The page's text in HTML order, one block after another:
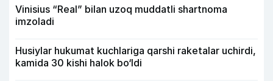
Vinisius “Real” bilan uzoq muddatli shartnoma
imzoladi
Husiylar hukumat kuchlariga qarshi raketalar uchirdi,
kamida 30 kishi halok bo‘ldi